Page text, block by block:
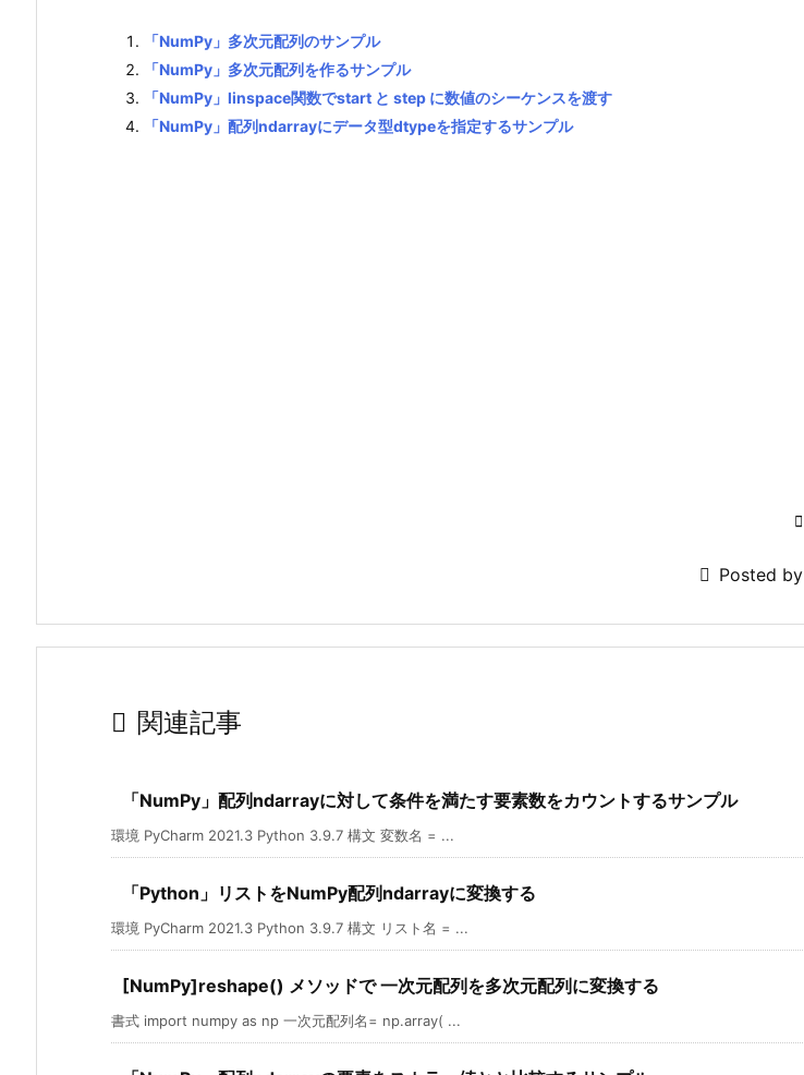
「NumPy」多次元配列のサンプル
「NumPy」多次元配列を作るサンプル
「NumPy」linspace関数でstart と step に数値のシーケンスを渡す
「NumPy」配列ndarrayにデータ型dtypeを指定するサンプル

 Posted by
 関連記事
「NumPy」配列ndarrayに対して条件を満たす要素数をカウントするサンプル
環境 PyCharm 2021.3 Python 3.9.7 構文 変数名 = ...
「Python」リストをNumPy配列ndarrayに変換する
環境 PyCharm 2021.3 Python 3.9.7 構文 リスト名 = ...
[NumPy]reshape() メソッドで 一次元配列を多次元配列に変換する
書式 import numpy as np 一次元配列名= np.array( ...